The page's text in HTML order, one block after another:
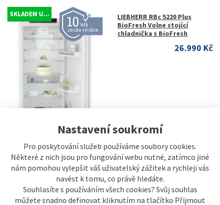
Nastavení soukromí
Pro poskytování služeb používáme soubory cookies.
Některé z nich jsou pro fungování webu nutné, zatímco jiné
nám pomohou vylepšit váš uživatelský zážitek a rychleji vás
navést k tomu, co právě hledáte.
Souhlasíte s používáním všech cookies? Svůj souhlas
můžete snadno definovat kliknutím na tlačítko Přijmout
SKLADEM U...
LIEBHERR RBc 5220 Plus
BioFresh Volne stojící
chladnička s BioFresh
26.990 Kč